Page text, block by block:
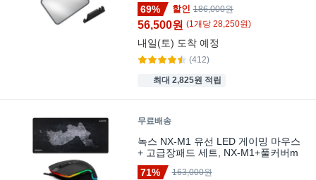
69%
할인 186,000원
56,500원 (1 개당 28,250원)
내일(토) 도착 예정
(412)
최대 2,825원 적립
무료배송
녹스 NX-M1 유선 LED 게이밍 마우스
+ 고급장패드 세트, NX-M1+풀커버m
71%
163,000원